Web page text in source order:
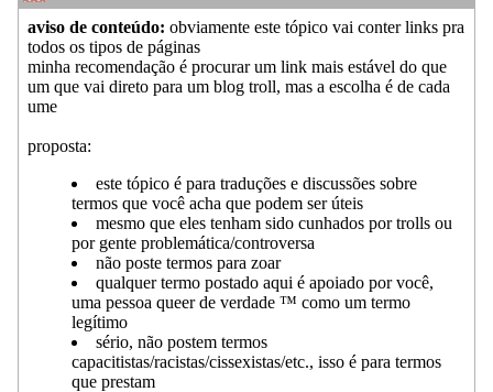
aviso de conteúdo: obviamente este tópico vai conter links pra
todos os tipos de páginas
minha recomendação é procurar um link mais estável do que
um que vai direto para um blog troll, mas a escolha é de cada
ume
proposta:
este tópico é para traduções e discussões sobre
termos que você acha que podem ser úteis
mesmo que eles tenham sido cunhados por trolls ou
por gente problemática/controversa
não poste termos para zoar
qualquer termo postado aqui é apoiado por você,
uma pessoa queer de verdade ™ como um termo
legítimo
sério, não postem termos
capacitistas/racistas/cissexistas/etc., isso é para termos
que prestam